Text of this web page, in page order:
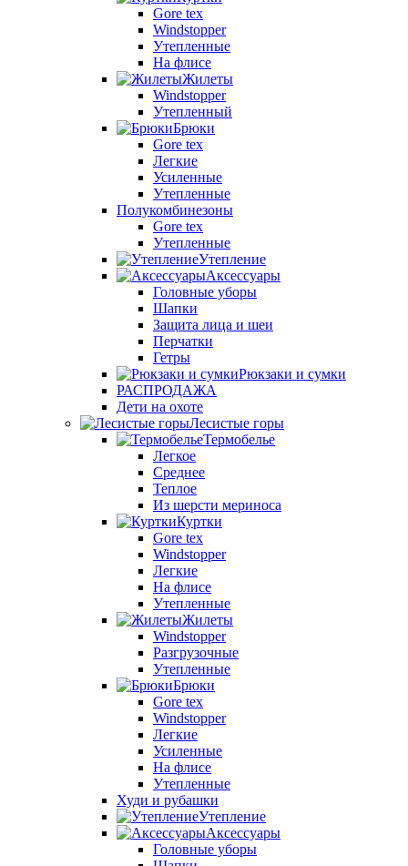
Gore tex
Windstopper
Утепленные
На флисе
Жилеты
Windstopper
Утепленный
Брюки
Gore tex
Легкие
Усиленные
Утепленные
Полукомбинезоны
Gore tex
Утепленные
Утепление
Аксессуары
Головные уборы
Шапки
Защита лица и шеи
Перчатки
Гетры
Рюкзаки и сумки
РАСПРОДАЖА
Дети на охоте
Лесистые горы
Термобелье
Легкое
Среднее
Теплое
Из шерсти мериноса
Куртки
Gore tex
Windstopper
Легкие
На флисе
Утепленные
Жилеты
Windstopper
Разгрузочные
Утепленные
Брюки
Gore tex
Windstopper
Легкие
Усиленные
На флисе
Утепленные
Худи и рубашки
Утепление
Аксессуары
Головные уборы